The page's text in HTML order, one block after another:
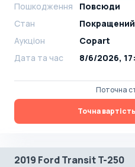
Пошкодження
Повсюди
Стан
Покращений
Аукціон
Copart
Дата та час
8/6/2026,
Поточна
Точна
2019 Ford Transit T-250